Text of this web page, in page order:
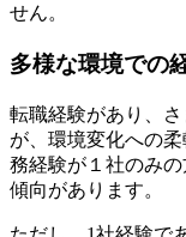
せん。
多様な環境での
転職経験があり、
が、環境変化への
務経験が１社のみ
傾向があります。